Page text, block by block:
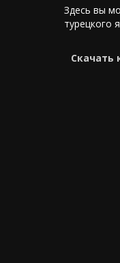
Здесь вы
турецкого
Cкачать